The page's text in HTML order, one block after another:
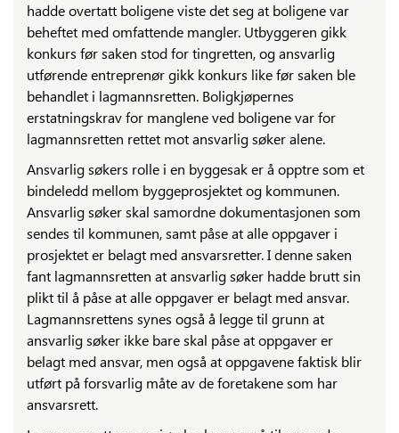
hadde overtatt boligene viste det seg at boligene var
beheftet med omfattende mangler. Utbyggeren gikk
konkurs før saken stod for tingretten, og ansvarlig
utførende entreprenør gikk konkurs like før saken ble
behandlet i lagmannsretten. Boligkjøpernes
erstatningskrav for manglene ved boligene var for
lagmannsretten rettet mot ansvarlig søker alene.
Ansvarlig søkers rolle i en byggesak er å opptre som et
bindeledd mellom byggeprosjektet og kommunen.
Ansvarlig søker skal samordne dokumentasjonen som
sendes til kommunen, samt påse at alle oppgaver i
prosjektet er belagt med ansvarsretter. I denne saken
fant lagmannsretten at ansvarlig søker hadde brutt sin
plikt til å påse at alle oppgaver er belagt med ansvar.
Lagmannsrettens synes også å legge til grunn at
ansvarlig søker ikke bare skal påse at oppgaver er
belagt med ansvar, men også at oppgavene faktisk blir
utført på forsvarlig måte av de foretakene som har
ansvarsrett.